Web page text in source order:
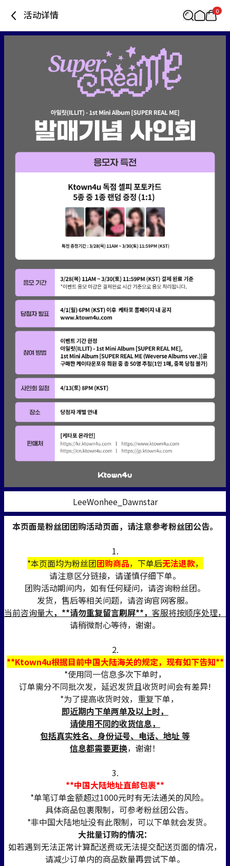
活动详情 0
LeeWonhee_Dawnstar
本页面是粉丝团团购活动页面，请注意参考粉丝团公告。
1.
*本页面均为粉丝团团购商品，下单后无法退款，
请注意区分链接，请谨慎仔细下单。
团购活动期间内，如有任何疑问，请咨询粉丝团。
发货，售后等相关问题，请咨询官网客服。
当前咨询量大，**请勿重复留言刷屏**， 客服将按顺序处理，
请稍微耐心等待，谢谢。
2.
**Ktown4u根据目前中国大陆海关的规定，现有如下告知**
*使用同一信息多次下单时，
订单需分不同批次发，延迟发货且收货时间会有差异!
*为了提高收货时效，重复下单，
即近期内下单两单及以上时，
请使用不同的收货信息，
包括真实姓名、身份证号、电话、地址 等
信息都需要更换，谢谢！
3.
**中国大陆地址直邮包裹**
*单笔订单金额超过1000元时有无法通关的风险。
具体商品包裹限制，可参考粉丝团公告。
*非中国大陆地址没有此限制，可以下单就会发货。
大批量订购的情况：
如若遇到无法正常计算配送费或无法提交配送页面的情况，
请减少订单内的商品数量再尝试下单。